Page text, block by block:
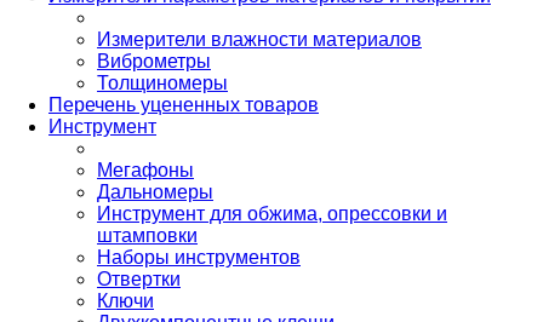
Измерители влажности материалов
Виброметры
Толщиномеры
Перечень уцененных товаров
Инструмент
Мегафоны
Дальномеры
Инструмент для обжима, опрессовки и
штамповки
Наборы инструментов
Отвертки
Ключи